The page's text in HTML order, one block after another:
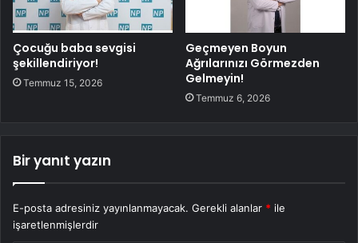
Çocuğu baba sevgisi
şekillendiriyor!
Temmuz 15, 2026
Geçmeyen Boyun
Ağrılarınızı Görmezden
Gelmeyin!
Temmuz 6, 2026
Bir yanıt yazın
E-posta adresiniz yayınlanmayacak. Gerekli alanlar * ile
işaretlenmişlerdir